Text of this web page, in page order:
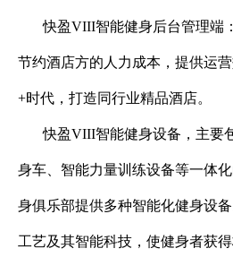
快盈VIII智能健身后台管理端
节约酒店方的人力成本，提供运营
+时代，打造同行业精品酒店。
快盈VIII智能健身设备，主要
身车、智能力量训练设备等一体
身俱乐部提供多种智能化健身设
工艺及其智能科技，使健身者获